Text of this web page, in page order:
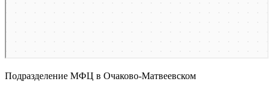
Подразделение МФЦ в Очаково-Матвеевском